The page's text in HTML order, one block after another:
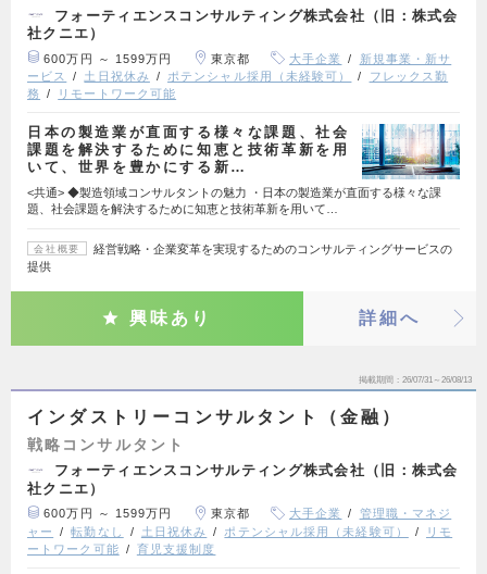
フォーティエンスコンサルティング株式会社（旧：株式会
社クニエ）
600万円 ～ 1599万円 東京都 大手企業
新規事業・新サ
ービス
土日祝休み ポテンシャル採用（未経験可）
フレックス勤
務
リモートワーク可能
日本の製造業が直面する様々な課題、社会
課題を解決するために知恵と技術革新を用
いて、世界を豊かにする新…
<共通> ◆製造領域コンサルタントの魅力 ・日本の製造業が直面する様々な課
題、社会課題を解決するために知恵と技術革新を用いて…
会社概要
経営戦略・企業変革を実現するためのコンサルティングサービスの
提供
興味あり 詳細へ
掲載期間 26/07/31～26/08/13
インダストリーコンサルタント（金融）
戦略コンサルタント
フォーティエンスコンサルティング株式会社（旧：株式会
社クニエ）
600万円 ～ 1599万円 東京都 大手企業
管理職・マネジ
ャー
転勤なし 土日祝休み ポテンシャル採用（未経験可）
リモ
ートワーク可能
育児支援制度